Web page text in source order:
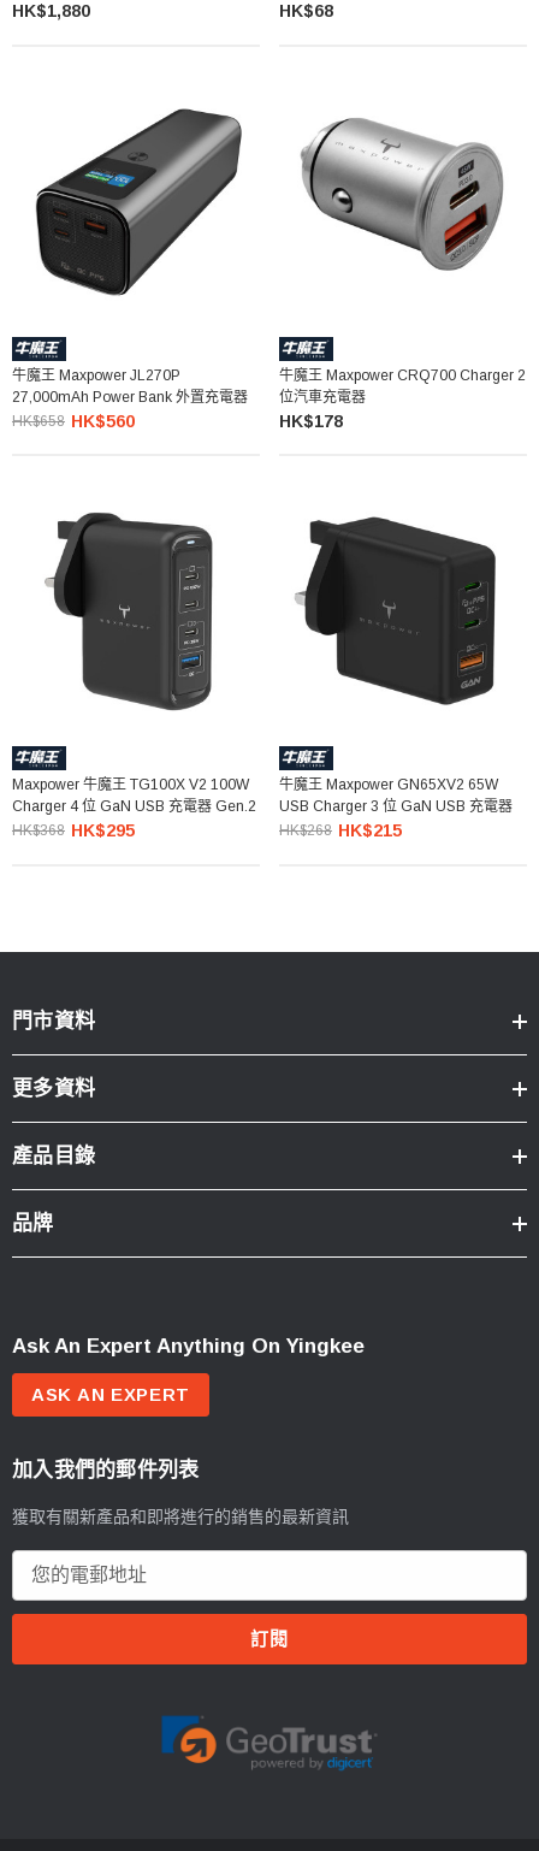
HK$1,880 HK$68
牛魔王 Maxpower JL270P
27,000mAh Power Bank 外置充電器
HK$658 HK$560
牛魔王 Maxpower CRQ700 Charger 2
位汽車充電器
HK$178
Maxpower 牛魔王 TG100X V2 100W
Charger 4 位 GaN USB 充電器 Gen.2
HK$368 HK$295
牛魔王 Maxpower GN65XV2 65W
USB Charger 3 位 GaN USB 充電器
HK$268 HK$215
門市資料
更多資料
產品目錄
品牌
Ask An Expert Anything On Yingkee
ASK AN EXPERT
加入我們的郵件列表
獲取有關新產品和即將進行的銷售的最新資訊
郵